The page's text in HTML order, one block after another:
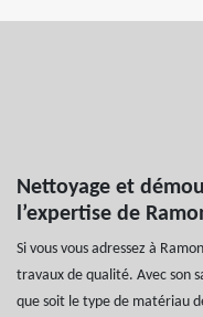
Nettoyage et
l’expertise de
Si vous vous adressez à
travaux de qualité. Avec son
que soit le type de matériau